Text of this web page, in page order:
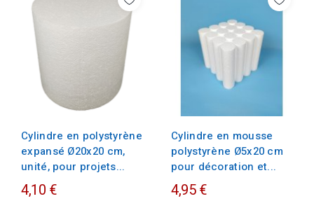
Cylindre en polystyrène
expansé Ø20x20 cm,
unité, pour projets...
4,10 €
Cylindre en mousse
polystyrène Ø5x20 cm
pour décoration et...
4,95 €